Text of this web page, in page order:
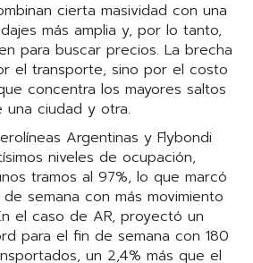
cierta masividad con una
más amplia y, por lo tanto,
para buscar precios. La brecha
el transporte, sino por el costo
concentra los mayores saltos
ciudad y otra.
Argentinas y Flybondi
niveles de ocupación,
tramos al 97%, lo que marcó
semana con más movimiento
el caso de AR, proyectó un
para el fin de semana con 180
un 2,4% más que el